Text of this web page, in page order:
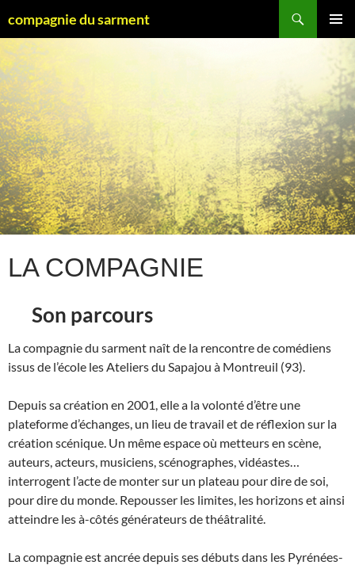
au
contenu
compagnie du sarment
LA COMPAGNIE
Son parcours
La compagnie du sarment naît de la rencontre de comédiens
issus de l’école les Ateliers du Sapajou à Montreuil (93).
Depuis sa création en 2001, elle a la volonté d’être une
plateforme d’échanges, un lieu de travail et de réflexion sur la
création scénique. Un même espace où metteurs en scène,
auteurs, acteurs, musiciens, scénographes, vidéastes…
interrogent l’acte de monter sur un plateau pour dire de soi,
pour dire du monde. Repousser les limites, les horizons et ainsi
atteindre les à-côtés générateurs de théâtralité.
La compagnie est ancrée depuis ses débuts dans les Pyrénées-